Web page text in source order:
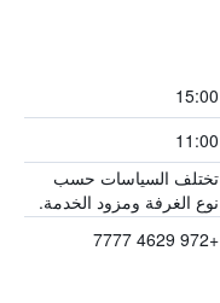
15:00
11:00
تختلف السياسات حسب
نوع الغرفة ومزود الخدمة.
+972 4629 7777